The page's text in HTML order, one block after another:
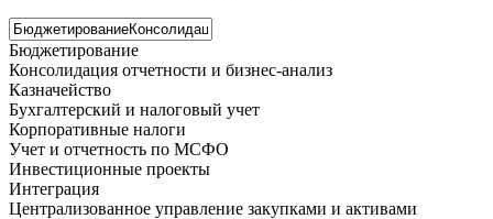
Бюджетирование
Консолидация отчетности и бизнес-анализ
Казначейство
Бухгалтерский и налоговый учет
Корпоративные налоги
Учет и отчетность по МСФО
Инвестиционные проекты
Интеграция
Централизованное управление закупками и активами